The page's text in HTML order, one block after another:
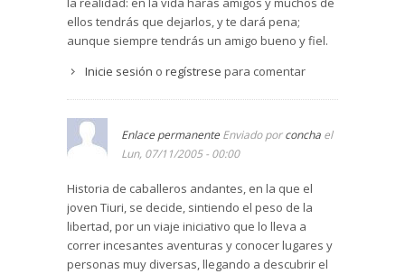
ellos tendrás que dejarlos, y te dará pena;
aunque siempre tendrás un amigo bueno y fiel.
Inicie sesión o regístrese para comentar
Enlace permanente Enviado porconcha el
Lun, 07/11/2005 - 00:00
Historia de caballeros andantes, en la que el
joven Tiuri, se decide, sintiendo el peso de la
libertad, por un viaje iniciativo que lo lleva a
correr incesantes aventuras y conocer lugares y
personas muy diversas, llegando a descubrir el